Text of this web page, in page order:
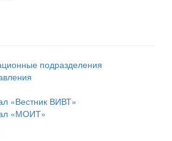
подразделения
«Вестник ВИВТ»
«МОИТ»